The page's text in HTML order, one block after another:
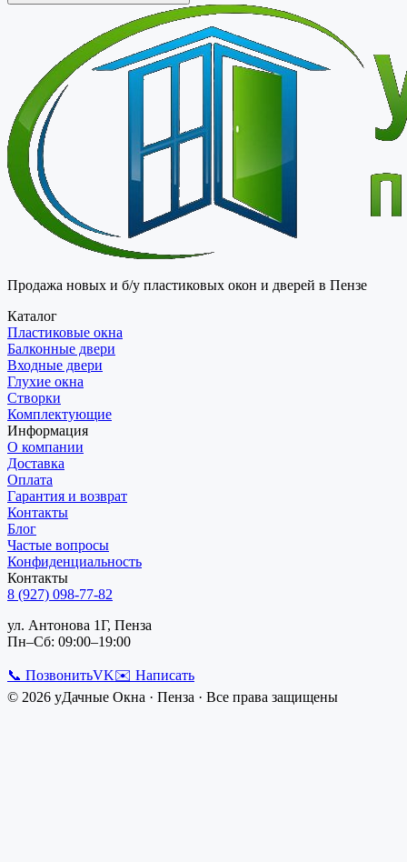
Продажа новых и б/у пластиковых окон и дверей в Пензе
Каталог
Пластиковые окна
Балконные двери
Входные двери
Глухие окна
Створки
Комплектующие
Информация
О компании
Доставка
Оплата
Гарантия и возврат
Контакты
Блог
Частые вопросы
Конфиденциальность
Контакты
8 (927) 098-77-82
ул. Антонова 1Г, Пенза
Пн–Сб: 09:00–19:00
📞 ПозвонитьVK✉️ Написать
© 2026 уДачные Окна · Пенза · Все права защищены